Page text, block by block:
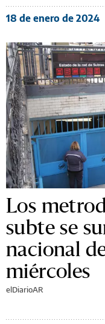
18 de enero de 2024
Los
subte se
nacional
miércoles
elDiarioAR